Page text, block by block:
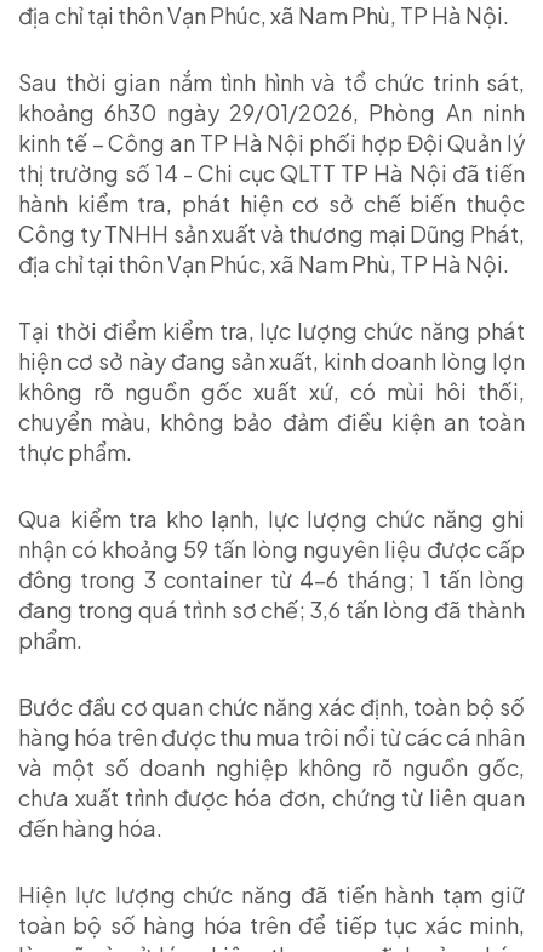
địa chỉ tại thôn Vạn Phúc, xã Nam Phù, TP Hà Nội.
Sau thời gian nắm tình hình và tổ chức trinh sát,
khoảng 6h30 ngày 29/01/2026, Phòng An ninh
kinh tế – Công an TP Hà Nội phối hợp Đội Quản lý
thị trường số 14 - Chi cục QLTT TP Hà Nội đã tiến
hành kiểm tra, phát hiện cơ sở chế biến thuộc
Công ty TNHH sản xuất và thương mại Dũng Phát,
địa chỉ tại thôn Vạn Phúc, xã Nam Phù, TP Hà Nội.
Tại thời điểm kiểm tra, lực lượng chức năng phát
hiện cơ sở này đang sản xuất, kinh doanh lòng lợn
không rõ nguồn gốc xuất xứ, có mùi hôi thối,
chuyển màu, không bảo đảm điều kiện an toàn
thực phẩm.
Qua kiểm tra kho lạnh, lực lượng chức năng ghi
nhận có khoảng 59 tấn lòng nguyên liệu được cấp
đông trong 3 container từ 4–6 tháng; 1 tấn lòng
đang trong quá trình sơ chế; 3,6 tấn lòng đã thành
phẩm.
Bước đầu cơ quan chức năng xác định, toàn bộ số
hàng hóa trên được thu mua trôi nổi từ các cá nhân
và một số doanh nghiệp không rõ nguồn gốc,
chưa xuất trình được hóa đơn, chứng từ liên quan
đến hàng hóa.
Hiện lực lượng chức năng đã tiến hành tạm giữ
toàn bộ số hàng hóa trên để tiếp tục xác minh,